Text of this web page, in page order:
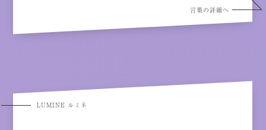
言葉の詳細へ
LUMINE ルミネ